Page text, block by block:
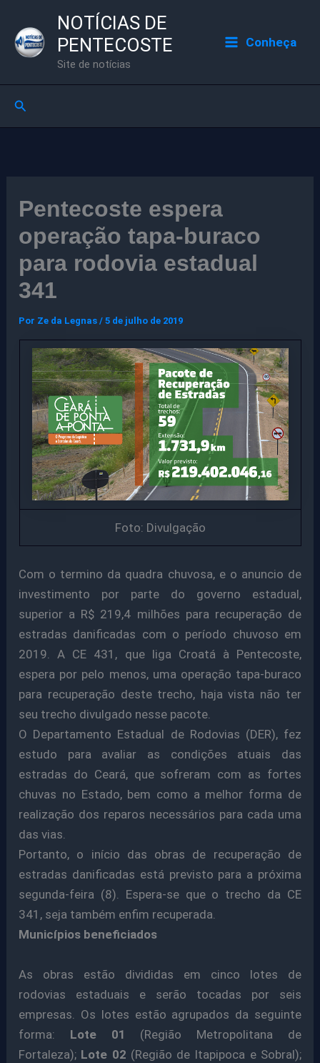
para
NOTÍCIAS DE
PENTECOSTE
Site de notícias
Conheça
Pesquisar
Pentecoste espera
operação tapa-buraco
para rodovia estadual
341
Por Ze da Legnas/5 de julho de 2019
Foto: Divulgação
Com o termino da quadra chuvosa, e o anuncio de
investimento por parte do governo estadual,
superior a R$ 219,4 milhões para recuperação de
estradas danificadas com o período chuvoso em
2019. A CE 431, que liga Croatá à Pentecoste,
espera por pelo menos, uma operação tapa-buraco
para recuperação deste trecho, haja vista não ter
seu trecho divulgado nesse pacote.
O Departamento Estadual de Rodovias (DER), fez
estudo para avaliar as condições atuais das
estradas do Ceará, que sofreram com as fortes
chuvas no Estado, bem como a melhor forma de
realização dos reparos necessários para cada uma
das vias.
Portanto, o início das obras de recuperação de
estradas danificadas está previsto para a próxima
segunda-feira (8). Espera-se que o trecho da CE
341, seja também enfim recuperada.
Municípios beneficiados
As obras estão divididas em cinco lotes de
rodovias estaduais e serão tocadas por seis
empresas. Os lotes estão agrupados da seguinte
forma: Lote 01
(Região Metropolitana de
Fortaleza); Lote 02 (Região de Itapipoca e Sobral);